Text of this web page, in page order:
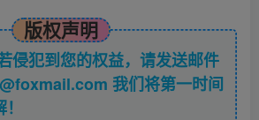
版权声明
侵犯到您的权益，请发送邮件
我们将第一时间